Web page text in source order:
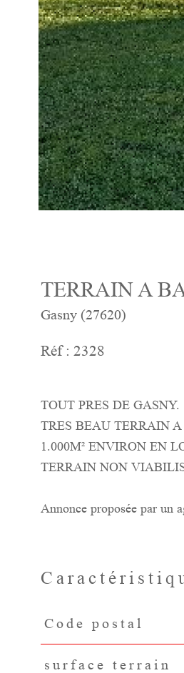
TERRAIN A
Gasny (27620)
Réf : 2328
TOUT PRES DE GASNY.
TRES BEAU TERRAIN
1.000M² ENVIRON EN
TERRAIN NON
Annonce proposée par un
Caractéristiques Valeurs
Code postal
surface terrain